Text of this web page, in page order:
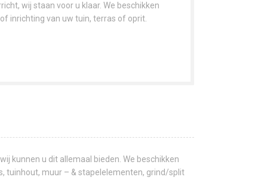
wij staan voor u klaar. We beschikken
inrichting van uw tuin, terras of oprit.
kunnen u dit allemaal bieden. We beschikken
tuinhout, muur – & stapelelementen, grind/split